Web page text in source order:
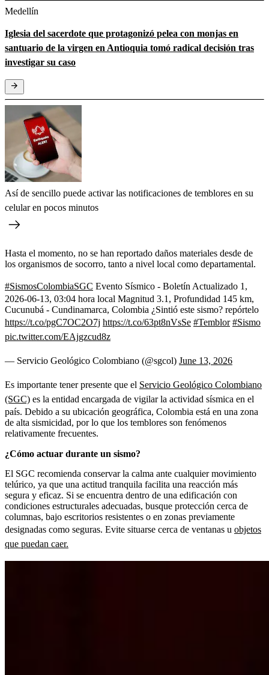
Medellín
Iglesia del sacerdote que protagonizó pelea con monjas en
santuario de la virgen en Antioquia tomó radical decisión tras
investigar su caso
Así de sencillo puede activar las notificaciones de temblores en su
celular en pocos minutos
Hasta el momento, no se han reportado daños materiales desde de
los organismos de socorro, tanto a nivel local como departamental.
#SismosColombiaSGC Evento Sísmico - Boletín Actualizado 1,
2026-06-13, 03:04 hora local Magnitud 3.1, Profundidad 145 km,
Cucunubá - Cundinamarca, Colombia ¿Sintió este sismo? repórtelo
https://t.co/pgC7OC2O7j https://t.co/63pt8nVsSe #Temblor #Sismo
pic.twitter.com/EAjgzcud8z
— Servicio Geológico Colombiano (@sgcol) June 13, 2026
Es importante tener presente que el Servicio Geológico Colombiano
(SGC) es la entidad encargada de vigilar la actividad sísmica en el
país. Debido a su ubicación geográfica, Colombia está en una zona
de alta sismicidad, por lo que los temblores son fenómenos
relativamente frecuentes.
¿Cómo actuar durante un sismo?
El SGC recomienda conservar la calma ante cualquier movimiento
telúrico, ya que una actitud tranquila facilita una reacción más
segura y eficaz. Si se encuentra dentro de una edificación con
condiciones estructurales adecuadas, busque protección cerca de
columnas, bajo escritorios resistentes o en zonas previamente
designadas como seguras. Evite situarse cerca de ventanas u objetos
que puedan caer.